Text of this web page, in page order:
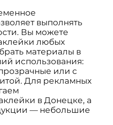
выполнять
Вы можете
любых
материалы в
использования:
или с
Для рекламных
в Донецке, а
— небольшие